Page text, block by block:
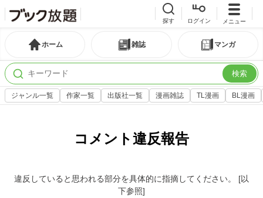
探す ログイン メニュー
ホーム 雑誌 マンガ
検索
ジャンル一覧 作家一覧 出版社一覧 漫画雑誌 TL漫画 BL漫画
コメント違反報告
違反していると思われる部分を具体的に指摘してください。 [以
下参照]